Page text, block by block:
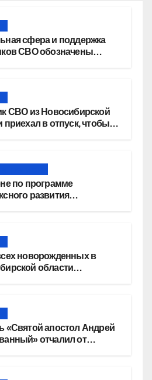
сфера и поддержка
СВО обозначены
СВО из Новосибирской
приехал в отпуск, чтобы
по программе
развития
новорожденных в
области
«Святой апостол Андрей
отчалил от